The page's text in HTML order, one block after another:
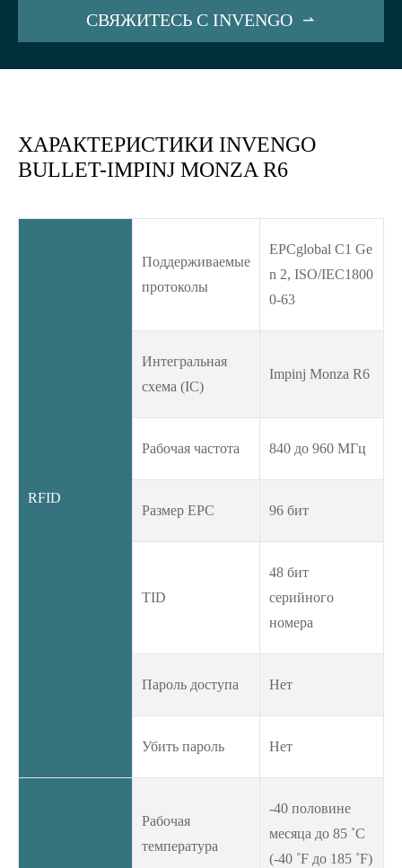
СВЯЖИТЕСЬ С INVENGO 
ХАРАКТЕРИСТИКИ INVENGO
BULLET-IMPINJ MONZA R6
RFID
Поддерживаемые
протоколы
EPCglobal C1 Ge
n 2, ISO/IEC1800
0-63
Интегральная
схема (IC)
Impinj Monza R6
Рабочая частота 840 до 960 МГц
Размер EPC 96 бит
TID
48 бит
серийного
номера
Пароль доступа Нет
Убить пароль Нет
Рабочая
температура
-40 половине
месяца до 85 ˚C
(-40 ˚F до 185 ˚F)